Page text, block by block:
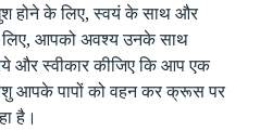
होने के लिए, स्वयं के साथ और
लिए, आपको अवश्य उनके साथ
और स्वीकार कीजिए कि आप एक
आपके पापों को वहन कर क्रूस पर
है।